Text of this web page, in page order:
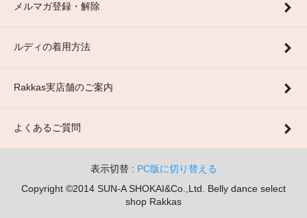
メルマガ登録・解除
ルディの着用方法
Rakkas実店舗のご案内
よくあるご質問
表示切替 : PC版に切り替える
Copyright ©2014 SUN-A SHOKAI&Co.,Ltd. Belly dance select
shop Rakkas